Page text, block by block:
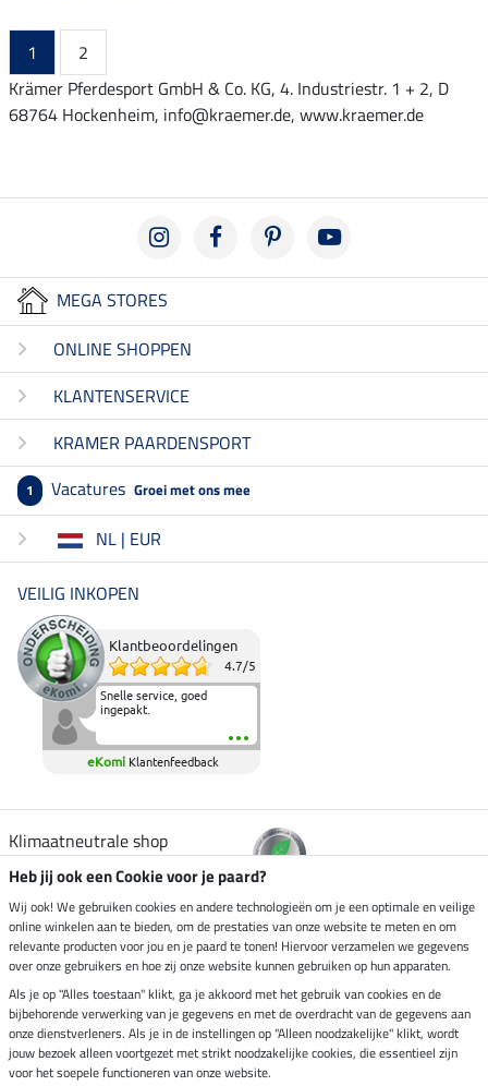
1
2
Krämer Pferdesport GmbH & Co. KG, 4. Industriestr. 1 + 2, D
68764 Hockenheim, info@kraemer.de, www.kraemer.de
MEGA STORES
ONLINE SHOPPEN
KLANTENSERVICE
KRAMER PAARDENSPORT
1 Vacatures Groei met ons mee
NL | EUR
VEILIG INKOPEN
Klantbeoordelingen
4.7/5
Snelle service, goed
ingepakt.
eKomi Klantenfeedback
Klimaatneutrale shop
Verzending per
Veilig betalen met
Impressum
Heb jij ook een Cookie voor je paard?
Wij ook! We gebruiken cookies en andere technologieën om je een optimale en veilige
online winkelen aan te bieden, om de prestaties van onze website te meten en om
relevante producten voor jou en je paard te tonen! Hiervoor verzamelen we gegevens
over onze gebruikers en hoe zij onze website kunnen gebruiken op hun apparaten.
Als je op "Alles toestaan" klikt, ga je akkoord met het gebruik van cookies en de
bijbehorende verwerking van je gegevens en met de overdracht van de gegevens aan
onze dienstverleners. Als je in de instellingen op "Alleen noodzakelijke" klikt, wordt
jouw bezoek alleen voortgezet met strikt noodzakelijke cookies, die essentieel zijn
voor het soepele functioneren van onze website.